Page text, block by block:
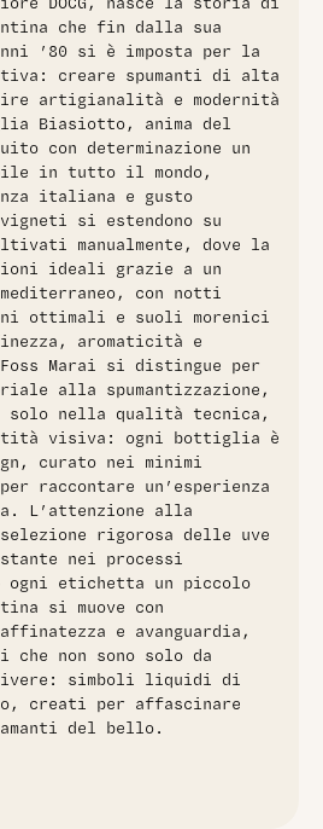
delicato di frutta gialla e fiori
accenno di pepe, tipico del
è pieno e presenta un
riflettendo appieno la
di Foss Marai​
DOCG, nasce la storia di
che fin dalla sua
’80 si è imposta per la
creare spumanti di alta
artigianalità e modernità
Biasiotto, anima del
con determinazione un
in tutto il mondo,
italiana e gusto
si estendono su
manualmente, dove la
ideali grazie a un
con notti
ottimali e suoli morenici
aromaticità e
Marai si distingue per
alla spumantizzazione,
solo nella qualità tecnica,
visiva: ogni bottiglia è
curato nei minimi
raccontare un’esperienza
L’attenzione alla
rigorosa delle uve
nei processi
ogni etichetta un piccolo
si muove con
e avanguardia,
che non sono solo da
vivere: simboli liquidi di
creati per affascinare
del bello.